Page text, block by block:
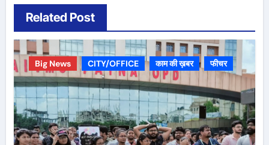
Related Post
Big News CITY/OFFICE काम की ख़बर फीचर